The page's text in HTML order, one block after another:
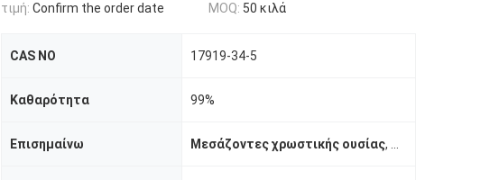
τιμή: Confirm the order date MOQ: 50 κιλά
CAS NO 17919-34-5
Καθαρότητα 99%
Επισημαίνω Μεσάζοντες χρωστικής ουσίας,